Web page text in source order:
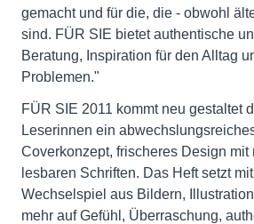
gemacht und für die, die - obwohl
sind. FÜR SIE bietet authentische
Beratung, Inspiration für den Alltag
Problemen."
FÜR SIE 2011 kommt neu gestaltet
Leserinnen ein
Coverkonzept, frischeres Design mit
lesbaren Schriften. Das Heft setzt
Wechselspiel aus Bildern,
mehr auf Gefühl, Überraschung,